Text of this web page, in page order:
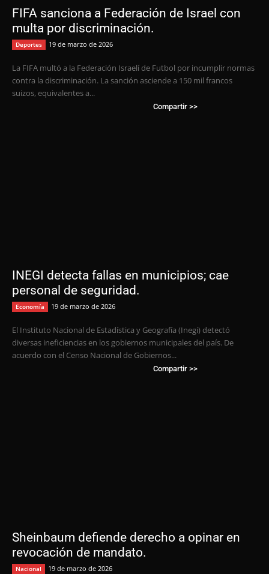
FIFA sanciona a Federación de Israel con
multa por discriminación.
Deportes 19 de marzo de 2026
La FIFA multó a la Federación Israelí de Futbol por incumplir normas
contra la discriminación. La sanción asciende a 150 mil francos
suizos, equivalentes a...
Compartir >>
INEGI detecta fallas en municipios; cae
personal de seguridad.
Economía 19 de marzo de 2026
El Instituto Nacional de Estadística y Geografía (Inegi) detectó
diversas ineficiencias en los gobiernos municipales del país. De
acuerdo con el Censo Nacional de Gobiernos...
Compartir >>
Sheinbaum defiende derecho a opinar en
revocación de mandato.
Nacional 19 de marzo de 2026